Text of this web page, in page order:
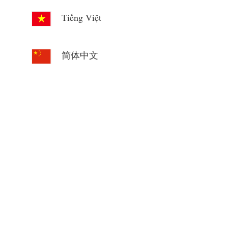
Tiếng Việt
简体中文